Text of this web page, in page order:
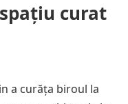
curat
a curăța biroul la